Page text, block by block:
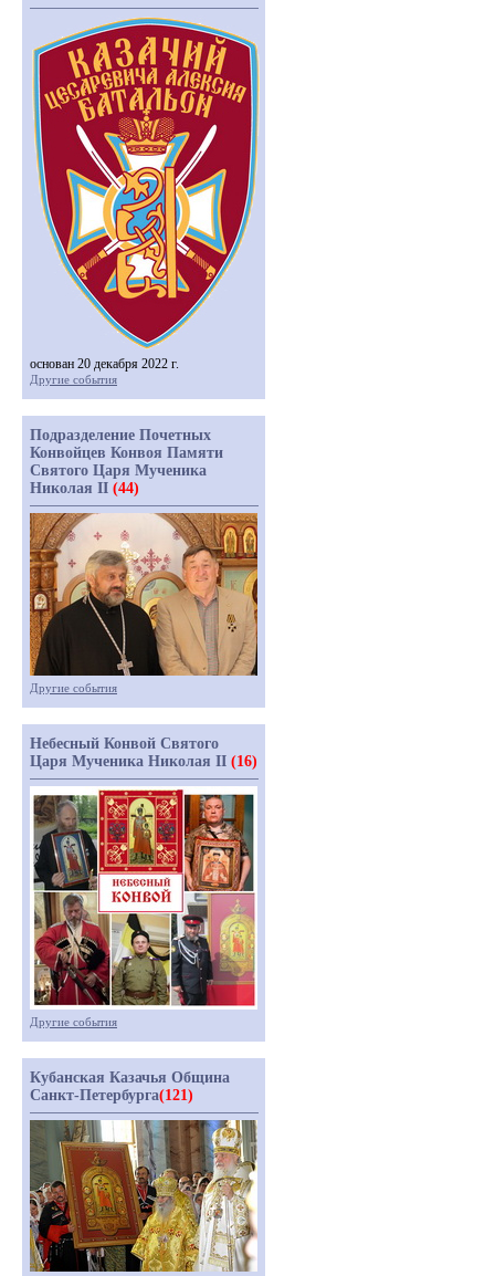
основан 20 декабря 2022 г.
Другие события
Подразделение Почетных
Конвойцев Конвоя Памяти
Святого Царя Мученика
Николая II (44)
Другие события
Небесный Конвой Святого
Царя Мученика Николая II (16)
Другие события
Кубанская Казачья Община
Санкт-Петербурга(121)